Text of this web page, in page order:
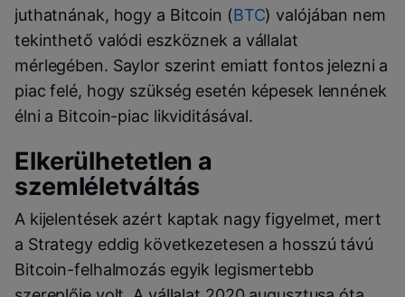
juthatnának, hogy a Bitcoin (BTC) valójában nem
tekinthető valódi eszköznek a vállalat
mérlegében. Saylor szerint emiatt fontos jelezni a
piac felé, hogy szükség esetén képesek lennének
élni a Bitcoin-piac likviditásával.
Elkerülhetetlen a
szemléletváltás
A kijelentések azért kaptak nagy figyelmet, mert
a Strategy eddig következetesen a hosszú távú
Bitcoin-felhalmozás egyik legismertebb